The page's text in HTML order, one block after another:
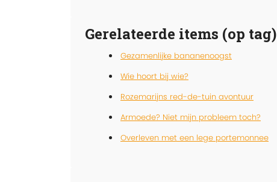
Gerelateerde items (op tag)
Gezamenlijke bananenoogst
Wie hoort bij wie?
Rozemarijns red-de-tuin avontuur
Armoede? Niet mijn probleem toch?
Overleven met een lege portemonnee